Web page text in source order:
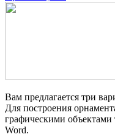
Вам предлагается три
Для построения
графическими объектами
Word.